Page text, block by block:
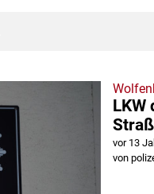
LKW
vor 13
von